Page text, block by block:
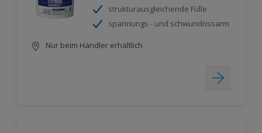
strukturausgleichende Fülle
spannungs - und schwundrissarm
Nur beim Händler erhältlich